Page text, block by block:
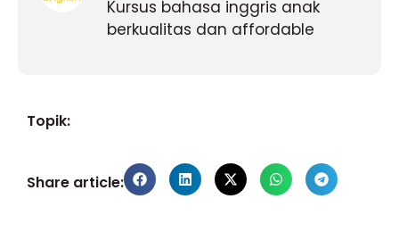
Kursus bahasa inggris anak
berkualitas dan affordable
Topik:
Share article: